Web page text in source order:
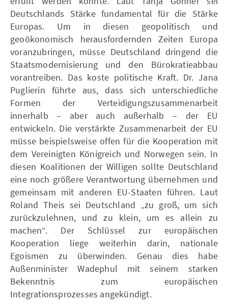
Deutschlands Stärke fundamental für die Stärke
Europas. Um in diesen geopolitisch und
geoökonomisch herausfordernden Zeiten Europa
voranzubringen, müsse Deutschland dringend die
Staatsmodernisierung und den Bürokratieabbau
vorantreiben. Das koste politische Kraft. Dr. Jana
Puglierin führte aus, dass sich unterschiedliche
Formen der Verteidigungszusammenarbeit
innerhalb – aber auch außerhalb – der EU
entwickeln. Die verstärkte Zusammenarbeit der EU
müsse beispielsweise offen für die Kooperation mit
dem Vereinigten Königreich und Norwegen sein. In
diesen Koalitionen der Willigen sollte Deutschland
eine noch größere Verantwortung übernehmen und
gemeinsam mit anderen EU-Staaten führen. Laut
Roland Theis sei Deutschland „zu groß, um sich
zurückzulehnen, und zu klein, um es allein zu
machen“. Der Schlüssel zur europäischen
Kooperation liege weiterhin darin, nationale
Egoismen zu überwinden. Genau dies habe
Außenminister Wadephul mit seinem starken
Bekenntnis zum europäischen
Integrationsprozesses angekündigt.